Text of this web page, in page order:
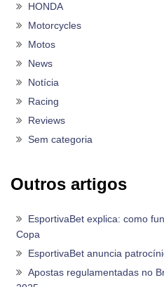
HONDA
Motorcycles
Motos
News
Notícia
Racing
Reviews
Sem categoria
Outros artigos
EsportivaBet explica: como
Copa
EsportivaBet anuncia
Apostas regulamentadas no